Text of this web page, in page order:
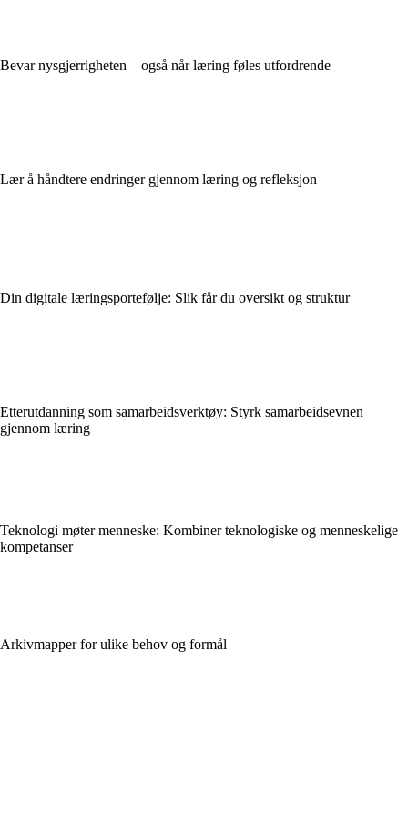
Bevar nysgjerrigheten – også når læring føles utfordrende
Lær å håndtere endringer gjennom læring og refleksjon
Din digitale læringsportefølje: Slik får du oversikt og struktur
Etterutdanning som samarbeidsverktøy: Styrk samarbeidsevnen
gjennom læring
Teknologi møter menneske: Kombiner teknologiske og menneskelige
kompetanser
Arkivmapper for ulike behov og formål